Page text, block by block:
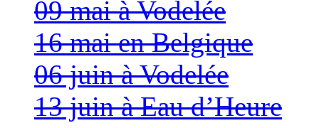
09 mai à Vodelée
16 mai en Belgique
06 juin à Vodelée
13 juin à Eau d’Heure